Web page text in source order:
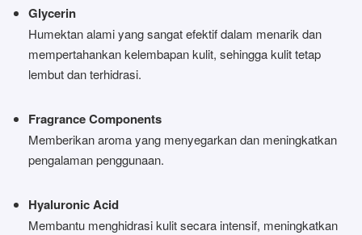
Glycerin
Humektan alami yang sangat efektif dalam menarik dan
mempertahankan kelembapan kulit, sehingga kulit tetap
lembut dan terhidrasi.
Fragrance Components
Memberikan aroma yang menyegarkan dan meningkatkan
pengalaman penggunaan.
Hyaluronic Acid
Membantu menghidrasi kulit secara intensif, meningkatkan